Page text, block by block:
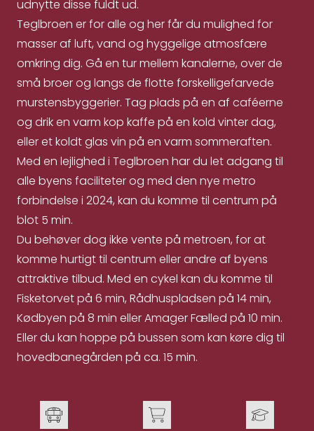
udnytte disse fuldt ud.
Teglbroen er for alle og her får du mulighed for
masser af luft, vand og hyggelige atmosfære
omkring dig. Gå en tur mellem kanalerne, over de
små broer og langs de flotte forskelligefarvede
murstensbyggerier. Tag plads på en af caféerne
og drik en varm kop kaffe på en kold vinter dag,
eller et koldt glas vin på en varm sommeraften.
Med en lejlighed i Teglbroen har du let adgang til
alle byens faciliteter og med den nye metro
forbindelse i 2024, kan du komme til centrum på
blot 5 min.
Du behøver dog ikke vente på metroen, for at
komme hurtigt til centrum eller andre af byens
attraktive tilbud. Med en cykel kan du komme til
Fisketorvet på 6 min, Rådhuspladsen på 14 min,
Kødbyen på 8 min eller Amager Fælled på 10 min.
Eller du kan hoppe på bussen som kan køre dig til
hovedbanegården på ca. 15 min.